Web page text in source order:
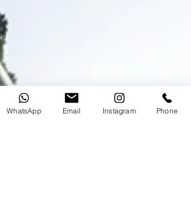
WhatsApp Email Instagram Phone